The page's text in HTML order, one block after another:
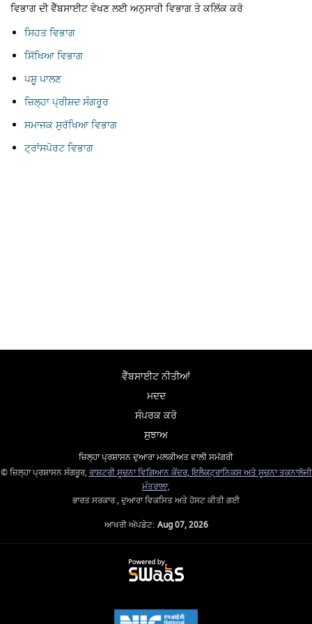
ਵਿਭਾਗ ਦੀ ਵੈੱਬਸਾਈਟ ਵੇਖਣ ਲਈ ਅਨੁਸਾਰੀ ਵਿਭਾਗ ਤੇ ਕਲਿੱਕ ਕਰੋ
ਸਿਹਤ ਵਿਭਾਗ
ਸਿੱਖਿਆ ਵਿਭਾਗ
ਪਸ਼ੂ ਪਾਲਣ
ਜ਼ਿਲ੍ਹਾ ਪ੍ਰੀਸ਼ਦ ਸੰਗਰੂਰ
ਸਮਾਜਕ ਸੁਰੱਖਿਆ ਵਿਭਾਗ
ਟ੍ਰਾਂਸਪੋਰਟ ਵਿਭਾਗ
ਵੈੱਬਸਾਈਟ ਨੀਤੀਆਂ
ਮਦਦ
ਸੰਪਰਕ ਕਰੋ
ਸੁਝਾਅ
ਜ਼ਿਲ੍ਹਾ ਪ੍ਰਸ਼ਾਸਨ ਦੁਆਰਾ ਮਲਕੀਅਤ ਵਾਲੀ ਸਮੱਗਰੀ
© ਜ਼ਿਲ੍ਹਾ ਪ੍ਰਸ਼ਾਸਨ ਸੰਗਰੂਰ, ਰਾਸ਼ਟਰੀ ਸੂਚਨਾ ਵਿਗਿਆਨ ਕੇਂਦਰ,ਇਲੈਕਟ੍ਰਾਨਿਕਸ ਅਤੇ ਸੂਚਨਾ ਤਕਨਾਲੋਜੀ
ਮੰਤਰਾਲਾ,
ਭਾਰਤ ਸਰਕਾਰ , ਦੁਆਰਾ ਵਿਕਸਿਤ ਅਤੇ ਹੋਸਟ ਕੀਤੀ ਗਈ
ਆਖਰੀ ਅੱਪਡੇਟ: Aug 07, 2026